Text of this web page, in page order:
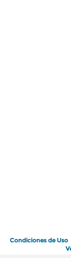
Condiciones de Uso